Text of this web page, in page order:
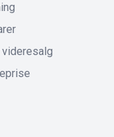
videresalg